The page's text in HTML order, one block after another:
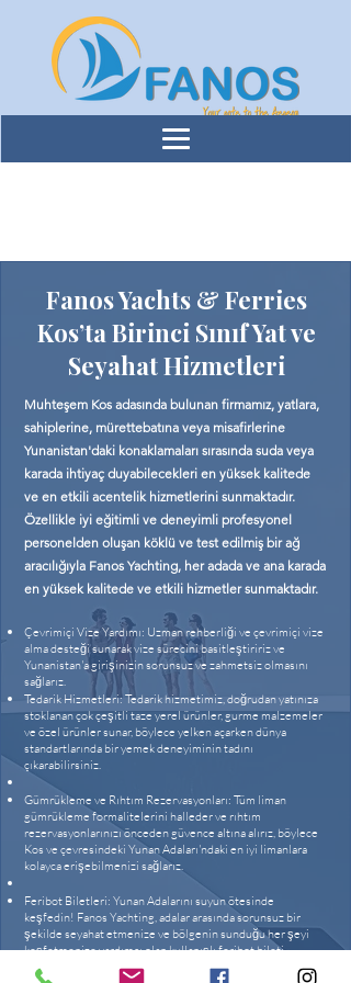
Fanos Yachts & Ferries
Kos’ta Birinci Sınıf Yat ve
Seyahat Hizmetleri
Muhteşem Kos adasında bulunan firmamız, yatlara,
sahiplerine, mürettebatına veya misafirlerine
Yunanistan'daki konaklamaları sırasında suda veya
karada ihtiyaç duyabilecekleri en yüksek kalitede
ve en etkili acentelik hizmetlerini sunmaktadır.
Özellikle iyi eğitimli ve deneyimli profesyonel
personelden oluşan köklü ve test edilmiş bir ağ
aracılığıyla Fanos Yachting, her adada ve ana karada
en yüksek kalitede ve etkili hizmetler sunmaktadır.
Çevrimiçi Vize Yardımı: Uzman rehberliği ve çevrimiçi vize
alma desteği sunarak vize sürecini basitleştiririz ve
Yunanistan'a girişinizin sorunsuz ve zahmetsiz olmasını
sağlarız.​
Tedarik Hizmetleri: Tedarik hizmetimiz, doğrudan yatınıza
stoklanan çok çeşitli taze yerel ürünler, gurme malzemeler
ve özel ürünler sunar, böylece yelken açarken dünya
standartlarında bir yemek deneyiminin tadını
çıkarabilirsiniz.
Gümrükleme ve Rıhtım Rezervasyonları: Tüm liman
gümrükleme formalitelerini halleder ve rıhtım
rezervasyonlarınızı önceden güvence altına alırız, böylece
Kos ve çevresindeki Yunan Adaları'ndaki en iyi limanlara
kolayca erişebilmenizi sağlarız.
Feribot Biletleri: Yunan Adalarını suyun ötesinde
keşfedin! Fanos Yachting, adalar arasında sorunsuz bir
şekilde seyahat etmenize ve bölgenin sunduğu her şeyi
keşfetmenize yardımcı olan kullanışlı feribot bileti
hizmetleri sunar.